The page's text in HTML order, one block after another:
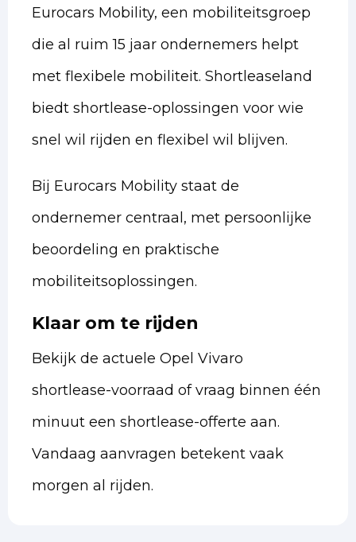
Eurocars Mobility, een mobiliteitsgroep
die al ruim 15 jaar ondernemers helpt
met flexibele mobiliteit. Shortleaseland
biedt shortlease-oplossingen voor wie
snel wil rijden en flexibel wil blijven.
Bij Eurocars Mobility staat de
ondernemer centraal, met persoonlijke
beoordeling en praktische
mobiliteitsoplossingen.
Klaar om te rijden
Bekijk de actuele Opel Vivaro
shortlease-voorraad of vraag binnen één
minuut een shortlease-offerte aan.
Vandaag aanvragen betekent vaak
morgen al rijden.